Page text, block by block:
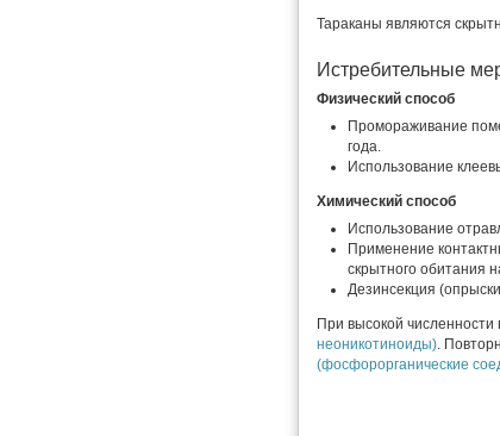
Тараканы являются
Истребительные
Физический способ
Промораживание
года.
Использование
Химический способ
Использование
Применение
скрытного обитания
Дезинсекция
При высокой
неоникотиноиды).
(фосфорорганические